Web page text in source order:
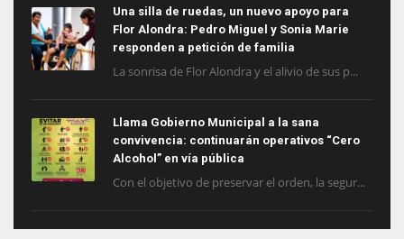
Una silla de ruedas, un nuevo apoyo para
Flor Alondra: Pedro Miguel y Sonia Marie
responden a petición de familia
La sonrisa de Flor Alondra y el alivio de sus p...
Llama Gobierno Municipal a la sana
convivencia: continuarán operativos “Cero
Alcohol” en vía pública
Con el objetivo de preservar el orden, la segur...